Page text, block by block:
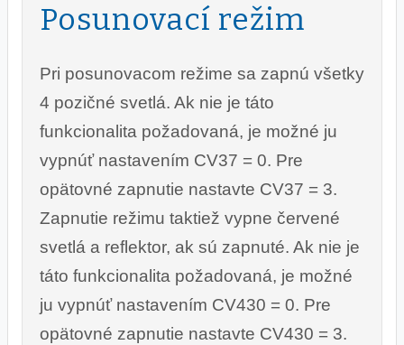
Posunovací režim
Pri posunovacom režime sa zapnú všetky
4 pozičné svetlá. Ak nie je táto
funkcionalita požadovaná, je možné ju
vypnúť nastavením CV37 = 0. Pre
opätovné zapnutie nastavte CV37 = 3.
Zapnutie režimu taktiež vypne červené
svetlá a reflektor, ak sú zapnuté. Ak nie je
táto funkcionalita požadovaná, je možné
ju vypnúť nastavením CV430 = 0. Pre
opätovné zapnutie nastavte CV430 = 3.